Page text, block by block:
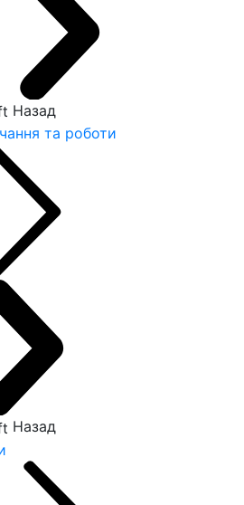
Назад
та роботи
Назад